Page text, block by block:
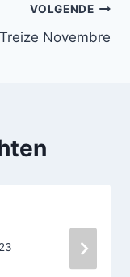
VOLGENDE
Treize Novembre